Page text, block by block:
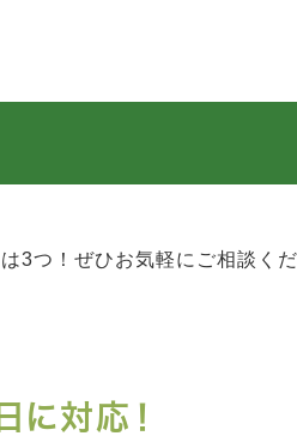
3つ！ぜひお気軽にご相談くだ
対応！